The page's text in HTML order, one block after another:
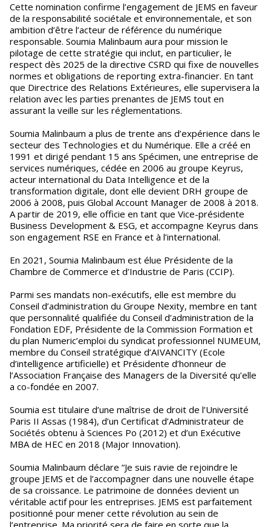
Cette nomination confirme l’engagement de JEMS en faveur
de la responsabilité sociétale et environnementale, et son
ambition d’être l’acteur de référence du numérique
responsable. Soumia Malinbaum aura pour mission le
pilotage de cette stratégie qui inclut, en particulier, le
respect dès 2025 de la directive CSRD qui fixe de nouvelles
normes et obligations de reporting extra-financier. En tant
que Directrice des Relations Extérieures, elle supervisera la
relation avec les parties prenantes de JEMS tout en
assurant la veille sur les réglementations.
Soumia Malinbaum a plus de trente ans d’expérience dans le
secteur des Technologies et du Numérique. Elle a créé en
1991 et dirigé pendant 15 ans Spécimen, une entreprise de
services numériques, cédée en 2006 au groupe Keyrus,
acteur international du Data Intelligence et de la
transformation digitale, dont elle devient DRH groupe de
2006 à 2008, puis Global Account Manager de 2008 à 2018.
A partir de 2019, elle officie en tant que Vice-présidente
Business Development & ESG, et accompagne Keyrus dans
son engagement RSE en France et à l’international.
En 2021, Soumia Malinbaum est élue Présidente de la
Chambre de Commerce et d’Industrie de Paris (CCIP).
Parmi ses mandats non-exécutifs, elle est membre du
Conseil d’administration du Groupe Nexity, membre en tant
que personnalité qualifiée du Conseil d’administration de la
Fondation EDF, Présidente de la Commission Formation et
du plan Numeric’emploi du syndicat professionnel NUMEUM,
membre du Conseil stratégique d’AIVANCITY (Ecole
d’intelligence artificielle) et Présidente d’honneur de
l’Association Française des Managers de la Diversité qu’elle
a co-fondée en 2007.
Soumia est titulaire d’une maîtrise de droit de l’Université
Paris II Assas (1984), d’un Certificat d’Administrateur de
Sociétés obtenu à Sciences Po (2012) et d’un Exécutive
MBA de HEC en 2018 (Major Innovation).
Soumia Malinbaum déclare “Je suis ravie de rejoindre le
groupe JEMS et de l’accompagner dans une nouvelle étape
de sa croissance. Le patrimoine de données devient un
véritable actif pour les entreprises. JEMS est parfaitement
positionné pour mener cette révolution au sein de
l’entreprise. Ma priorité sera de faire en sorte que la